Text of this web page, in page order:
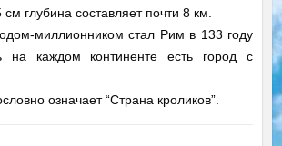
глубина составляет почти 8 км.
миллионником стал Рим в 133 году
на каждом континенте есть город с
означает “Страна кроликов”.